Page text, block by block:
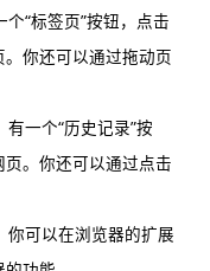
“标签页”按钮，点击
你还可以通过拖动页
一个“历史记录”按
。你还可以通过点击
你可以在浏览器的扩展